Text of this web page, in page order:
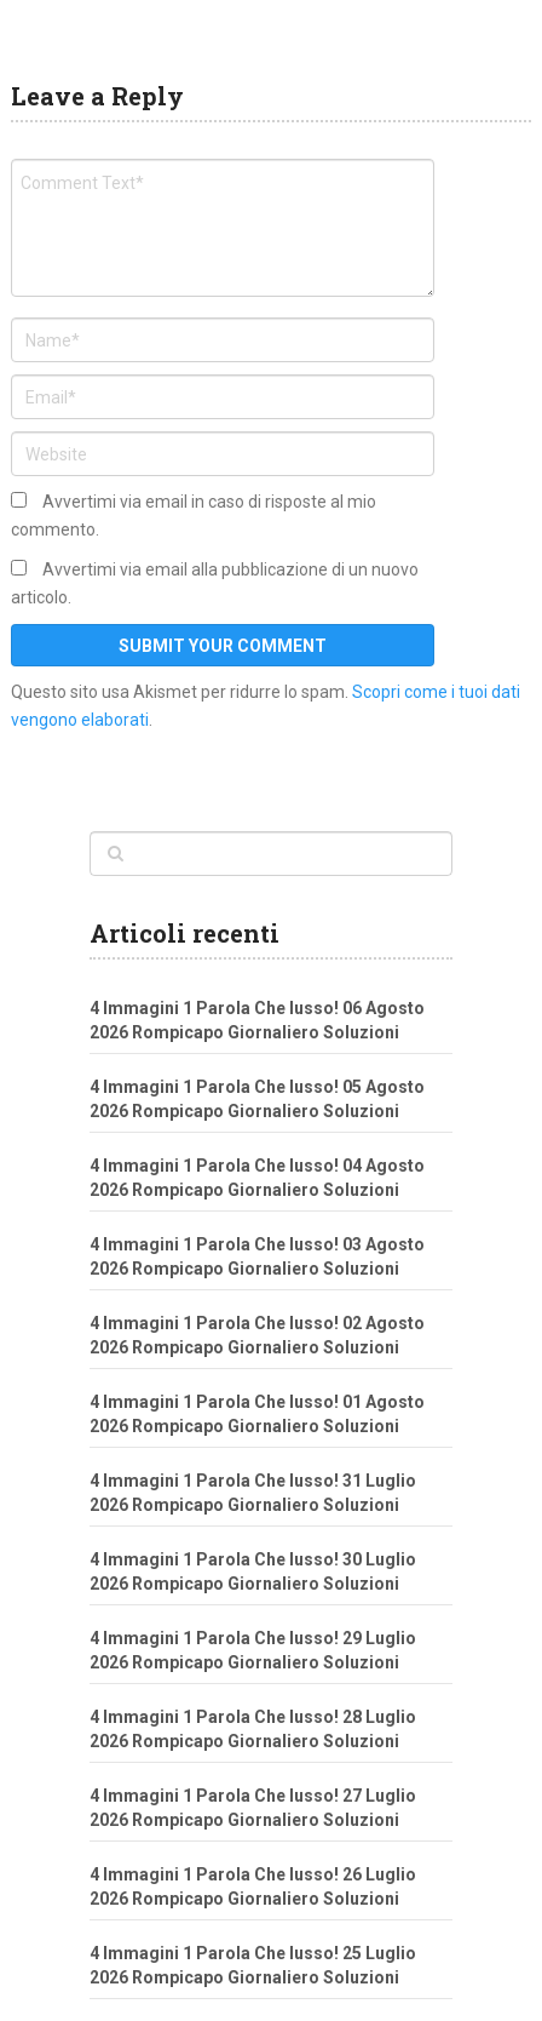
Leave a Reply
Avvertimi via email in caso di risposte al mio
commento.
Avvertimi via email alla pubblicazione di un nuovo
articolo.
Questo sito usa Akismet per ridurre lo spam. Scopri come i tuoi dati
vengono elaborati.
Articoli recenti
4 Immagini 1 Parola Che lusso! 06 Agosto
2026 Rompicapo Giornaliero Soluzioni
4 Immagini 1 Parola Che lusso! 05 Agosto
2026 Rompicapo Giornaliero Soluzioni
4 Immagini 1 Parola Che lusso! 04 Agosto
2026 Rompicapo Giornaliero Soluzioni
4 Immagini 1 Parola Che lusso! 03 Agosto
2026 Rompicapo Giornaliero Soluzioni
4 Immagini 1 Parola Che lusso! 02 Agosto
2026 Rompicapo Giornaliero Soluzioni
4 Immagini 1 Parola Che lusso! 01 Agosto
2026 Rompicapo Giornaliero Soluzioni
4 Immagini 1 Parola Che lusso! 31 Luglio
2026 Rompicapo Giornaliero Soluzioni
4 Immagini 1 Parola Che lusso! 30 Luglio
2026 Rompicapo Giornaliero Soluzioni
4 Immagini 1 Parola Che lusso! 29 Luglio
2026 Rompicapo Giornaliero Soluzioni
4 Immagini 1 Parola Che lusso! 28 Luglio
2026 Rompicapo Giornaliero Soluzioni
4 Immagini 1 Parola Che lusso! 27 Luglio
2026 Rompicapo Giornaliero Soluzioni
4 Immagini 1 Parola Che lusso! 26 Luglio
2026 Rompicapo Giornaliero Soluzioni
4 Immagini 1 Parola Che lusso! 25 Luglio
2026 Rompicapo Giornaliero Soluzioni